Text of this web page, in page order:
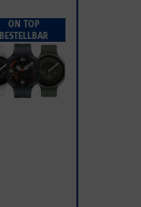
ON TOP
BESTELLBAR